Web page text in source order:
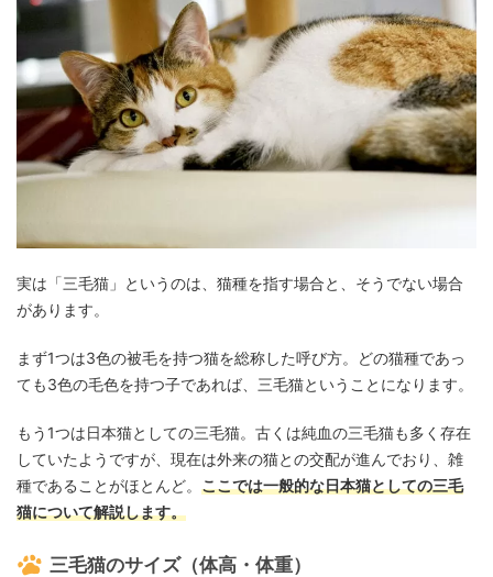
実は「三毛猫」というのは、猫種を指す場合と、そうでない場合
があります。
まず1つは3色の被毛を持つ猫を総称した呼び方。どの猫種であっ
ても3色の毛色を持つ子であれば、三毛猫ということになります。
もう1つは日本猫としての三毛猫。古くは純血の三毛猫も多く存在
していたようですが、現在は外来の猫との交配が進んでおり、雑
種であることがほとんど。 ここでは一般的な日本猫としての三毛
猫について解説します。
三毛猫のサイズ（体高・体重）